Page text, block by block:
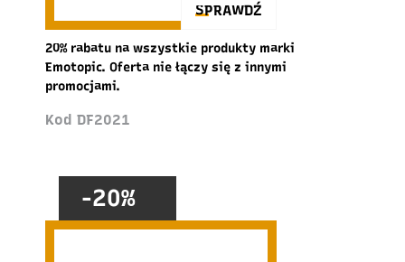
SPRAWDŹ
20% rabatu na wszystkie produkty marki
Emotopic. Oferta nie łączy się z innymi
promocjami.
Kod DF2021
-20%